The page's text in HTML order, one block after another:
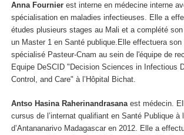
Anna Fournier est interne en médecine interne
spécialisation en maladies infectieuses. Elle a
études plusieurs stages au Mali et a complété
un Master 1 en Santé publique.Elle effectuera
spécialisé Pasteur-Cnam au sein de l'équipe de
Equipe DeSCID "Decision Sciences in Infectious
Control, and Care" à l’Hôpital Bichat.
Antso Hasina Raherinandrasana est médecin.
cursus de l’internat qualifiant en Santé Publique à
d’Antananarivo Madagascar en 2012. Elle a